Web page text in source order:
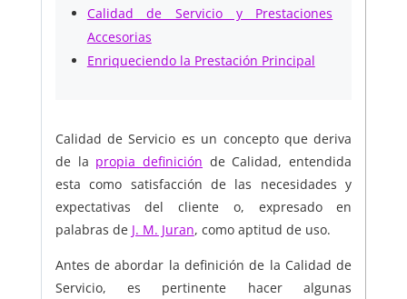
Calidad de Servicio y Prestaciones
Accesorias
Enriqueciendo la Prestación Principal
Calidad de Servicio es un concepto que deriva
de la propia definición de Calidad, entendida
esta como satisfacción de las necesidades y
expectativas del cliente o, expresado en
palabras de J. M. Juran, como aptitud de uso.
Antes de abordar la definición de la Calidad de
Servicio, es pertinente hacer algunas